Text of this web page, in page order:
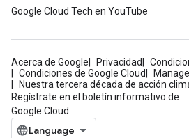
Google Cloud Tech en YouTube
Acerca de Google Privacidad
Condiciones de Google Cloud
Nuestra tercera década de acción
Regístrate en el boletín informativo de
Google Cloud